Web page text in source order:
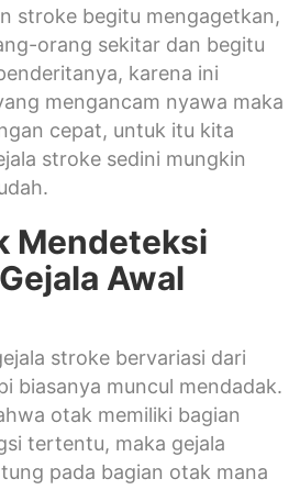
stroke begitu mengagetkan,
orang sekitar dan begitu
karena ini
mengancam nyawa maka
cepat, untuk itu kita
stroke sedini mungkin
Mendeteksi
Awal
stroke bervariasi dari
biasanya muncul mendadak.
otak memiliki bagian
tertentu, maka gejala
pada bagian otak mana